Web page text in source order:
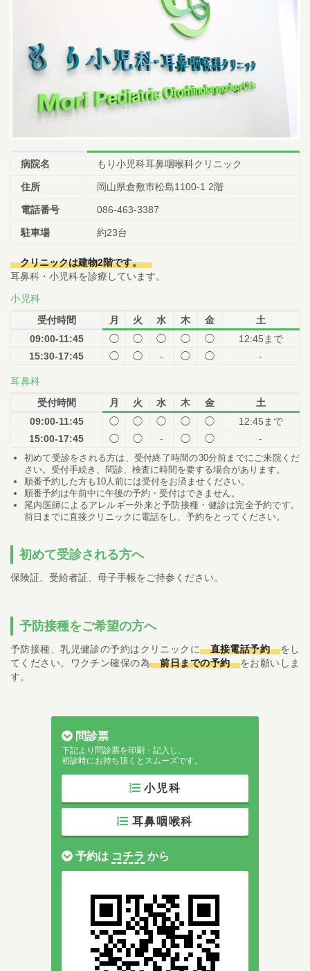
病院名 もり小児科耳鼻咽喉科クリニック
住所 岡山県倉敷市松島1100-1 2階
電話番号 086-463-3387
駐車場 約23台
クリニックは建物2階です。
耳鼻科・小児科を診療しています。
小児科
受付時間
月 火 水 木 金
土
09:00-11:45
◯ ◯ ◯ ◯ ◯
12:45まで
15:30-17:45
◯ ◯ - ◯ ◯ -
耳鼻科
受付時間
月 火 水 木 金
土
09:00-11:45
◯ ◯ ◯ ◯ ◯
12:45まで
15:00-17:45
◯ ◯ - ◯ ◯ -
初めて受診をされる方は、受付終了時間の30分前までにご来院くだ
さい。受付手続き、問診、検査に時間を要する場合があります。
順番予約した方も10人前には受付をお済ませください。
順番予約は午前中に午後の予約・受付はできません。
尾内医師によるアレルギー外来と予防接種・健診は完全予約です。
前日までに直接クリニックに電話をし、予約をとってください。
初めて受診される方へ
保険証、受給者証、母子手帳をご持参ください。
予防接種をご希望の方へ
予防接種、乳児健診の予約はクリニックに 直接電話予約
をし
てください。ワクチン確保の為
前日までの予約
をお願いしま
す。
問診票
下記より問診票を印刷・記入し、
初診時にお持ち頂くとスムーズです。
小児科
耳鼻咽喉科
予約は コチラ から